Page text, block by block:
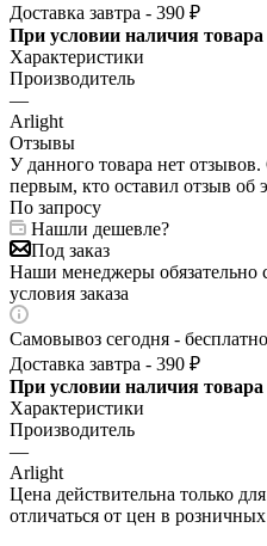
Доставка завтра - 390 ₽
При условии наличия товара
Характеристики
Производитель
—
Arlight
Отзывы
У данного товара нет отзывов.
первым, кто оставил отзыв об
По запросу
Нашли дешевле?
Под заказ
Наши менеджеры обязательно
условия заказа
Самовывоз сегодня - бесплатно
Доставка завтра - 390 ₽
При условии наличия товара
Характеристики
Производитель
—
Arlight
Цена действительна только
отличаться от цен в